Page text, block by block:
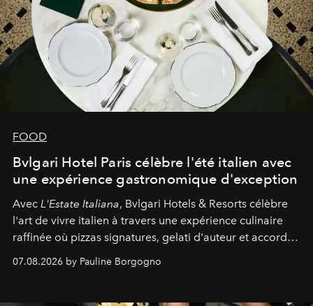
FOOD
Bvlgari Hotel Paris célèbre l'été italien avec
une expérience gastronomique d'exception
Avec L'Estate Italiana, Bvlgari Hotels & Resorts célèbre
l'art de vivre italien à travers une expérience culinaire
raffinée où pizzas signatures, gelati d'auteur et accords
07.08.2026 by Pauline Borgogno